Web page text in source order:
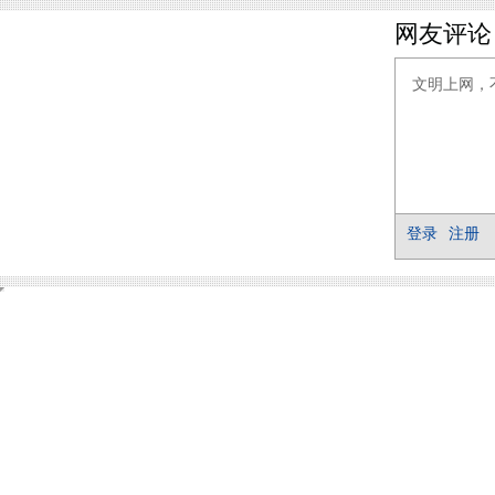
网友评论
登录 注册